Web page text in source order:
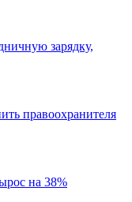
зарядку,
правоохранителя
на 38%